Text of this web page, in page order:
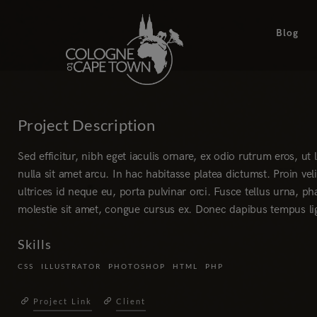
Blog
Project Description
Sed efficitur, nibh eget iaculis ornare, ex odio rutrum eros, ut
nulla sit amet arcu. In hac habitasse platea dictumst. Proin
ultrices id neque eu, porta pulvinar orci. Fusce tellus urna,
molestie sit amet, congue cursus ex. Donec dapibus tempus
Skills
CSS ILLUSTRATOR PHOTOSHOP HTML PHP
Project Link Client